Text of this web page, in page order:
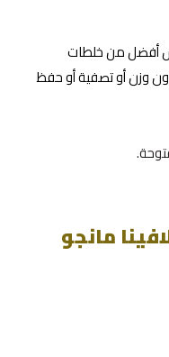
مانجو وباشن فروت 20 كيس أفضل من خلطات
وزن أو تصفية أو حفظ
مانجو